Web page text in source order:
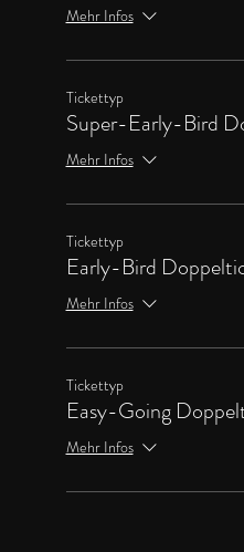
Mehr Infos
Tickettyp
Super-Early-Bird
Mehr Infos
Tickettyp
Early-Bird
Mehr Infos
Tickettyp
Easy-Going
Mehr Infos